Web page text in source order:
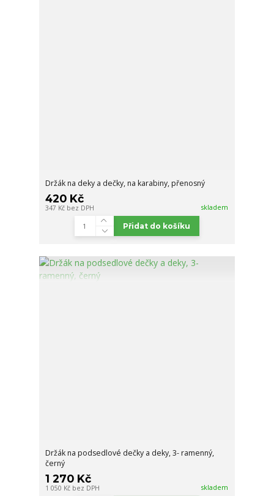
Držák na deky a dečky, na karabiny, přenosný
420 Kč
347 Kč bez DPH skladem
Přidat do košíku
Držák na podsedlové dečky a deky, 3- ramenný,
černý
1 270 Kč
1 050 Kč bez DPH skladem